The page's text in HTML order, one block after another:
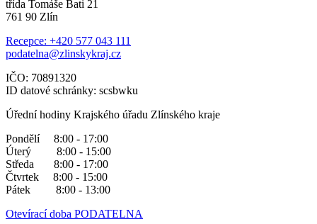
třída Tomáše Bati 21
761 90 Zlín
Recepce: +420 577 043 111
podatelna@zlinskykraj.cz
IČO: 70891320
ID datové schránky: scsbwku
Úřední hodiny Krajského úřadu Zlínského kraje
Pondělí 8:00 - 17:00
Úterý 8:00 - 15:00
Středa 8:00 - 17:00
Čtvrtek 8:00 - 15:00
Pátek 8:00 - 13:00
Otevírací doba PODATELNA